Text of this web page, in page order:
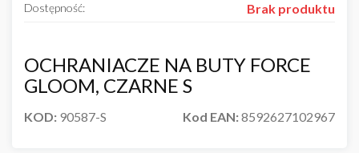
OCHRANIACZE NA BUTY FORCE
GLOOM, CZARNE S
KOD: 90587-S Kod EAN:8592627102967
Dostępność: Brak produktu